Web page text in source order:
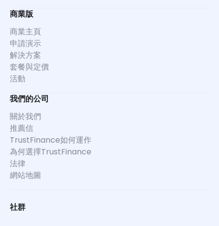
商業版
商業主頁
申請演示
解決方案
套餐與定價
活動
我們的公司
關於我們
推薦信
TrustFinance如何運作
為何選擇TrustFinance
法律
網站地圖
社群